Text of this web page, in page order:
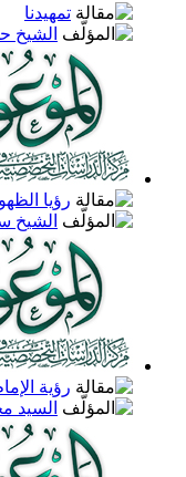
تمهيدنا
الشيخ
رؤيا
الشيخ
رؤية
السيد